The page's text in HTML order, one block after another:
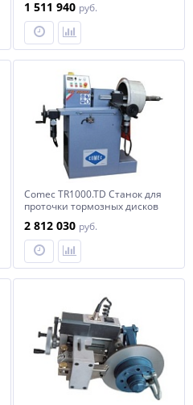
автомобилей со снятием
1 511 940 руб.
Comec TR1000.TD Станок для
проточки тормозных дисков
2 812 030 руб.